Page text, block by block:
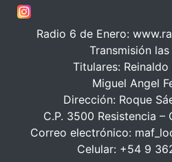
Radio 6 de Enero:
Transmisión
Titulares:
Miguel Angel
Dirección: Roque
C.P. 3500 Resistencia –
Correo electrónico:
Celular: +54 9